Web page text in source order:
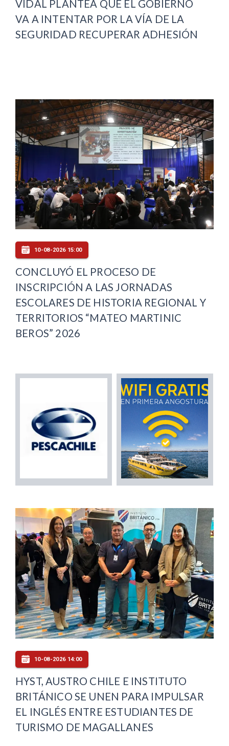
VIDAL PLANTEA QUE EL GOBIERNO
VA A INTENTAR POR LA VÍA DE LA
SEGURIDAD RECUPERAR ADHESIÓN
10-08-2026 15:00
CONCLUYÓ EL PROCESO DE
INSCRIPCIÓN A LAS JORNADAS
ESCOLARES DE HISTORIA REGIONAL Y
TERRITORIOS “MATEO MARTINIC
BEROS” 2026
10-08-2026 14:00
HYST, AUSTRO CHILE E INSTITUTO
BRITÁNICO SE UNEN PARA IMPULSAR
EL INGLÉS ENTRE ESTUDIANTES DE
TURISMO DE MAGALLANES